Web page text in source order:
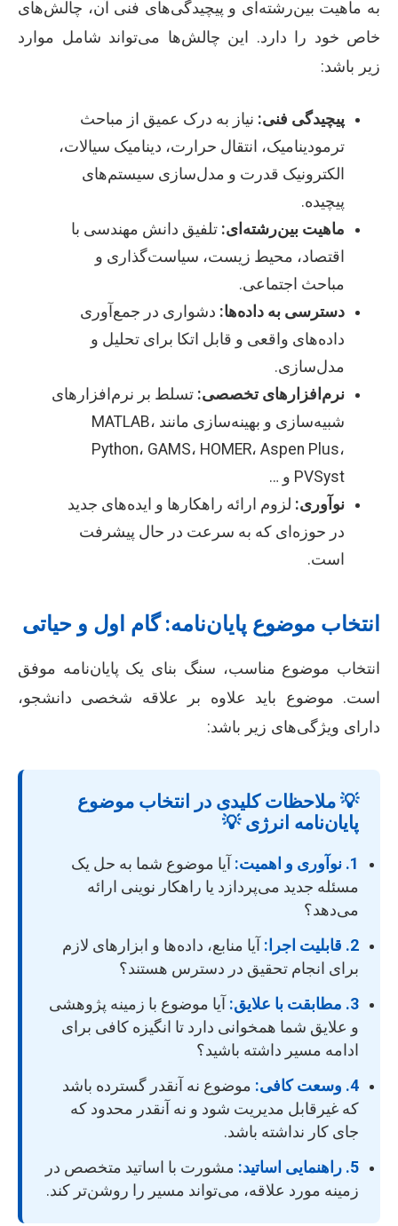
به ماهیت بین‌رشته‌ای و پیچیدگی‌های فنی آن، چالش‌های
خاص خود را دارد. این چالش‌ها می‌تواند شامل موارد
زیر باشد:
پیچیدگی فنی: نیاز به درک عمیق از مباحث
ترمودینامیک، انتقال حرارت، دینامیک سیالات،
الکترونیک قدرت و مدل‌سازی سیستم‌های
پیچیده.
ماهیت بین‌رشته‌ای: تلفیق دانش مهندسی با
اقتصاد، محیط زیست، سیاست‌گذاری و
مباحث اجتماعی.
دسترسی به داده‌ها: دشواری در جمع‌آوری
داده‌های واقعی و قابل اتکا برای تحلیل و
مدل‌سازی.
نرم‌افزارهای تخصصی: تسلط بر نرم‌افزارهای
شبیه‌سازی و بهینه‌سازی مانند MATLAB،
Python، GAMS، HOMER، Aspen Plus،
PVSyst و …
نوآوری: لزوم ارائه راهکارها و ایده‌های جدید
در حوزه‌ای که به سرعت در حال پیشرفت
است.
انتخاب موضوع پایان‌نامه: گام اول و حیاتی
انتخاب موضوع مناسب، سنگ بنای یک پایان‌نامه موفق
است. موضوع باید علاوه بر علاقه شخصی دانشجو،
دارای ویژگی‌های زیر باشد:
💡 ملاحظات کلیدی در انتخاب موضوع
پایان‌نامه انرژی 💡
1. نوآوری و اهمیت:
آیا موضوع شما به حل یک
مسئله جدید می‌پردازد یا راهکار نوینی ارائه
می‌دهد؟
2. قابلیت اجرا:
آیا منابع، داده‌ها و ابزارهای لازم
برای انجام تحقیق در دسترس هستند؟
3. مطابقت با علایق:
آیا موضوع با زمینه پژوهشی
و علایق شما همخوانی دارد تا انگیزه کافی برای
ادامه مسیر داشته باشید؟
4. وسعت کافی:
موضوع نه آنقدر گسترده باشد
که غیرقابل مدیریت شود و نه آنقدر محدود که
جای کار نداشته باشد.
5. راهنمایی اساتید:
مشورت با اساتید متخصص در
زمینه مورد علاقه، می‌تواند مسیر را روشن‌تر کند.